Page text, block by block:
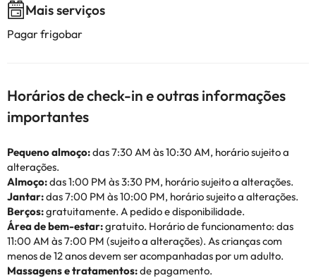
Mais serviços
Pagar frigobar
Horários de check-in e outras informações
importantes
Pequeno almoço:das 7:30 AM às 10:30 AM, horário sujeito a
alterações.
Almoço:das 1:00 PM às 3:30 PM, horário sujeito a alterações.
Jantar:das 7:00 PM às 10:00 PM, horário sujeito a alterações.
Berços:gratuitamente. A pedido e disponibilidade.
Área de bem-estar:gratuito. Horário de funcionamento: das
11:00 AM às 7:00 PM (sujeito a alterações). As crianças com
menos de 12 anos devem ser acompanhadas por um adulto.
Massagens e tratamentos:de pagamento.